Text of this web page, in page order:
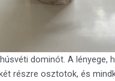
dominót. A lényege,
részre osztotok, és